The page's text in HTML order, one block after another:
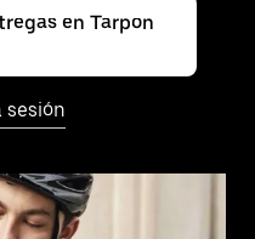
en Tarpon
sesión